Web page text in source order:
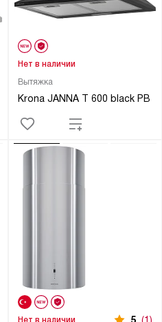
Вытяжка
Krona JANNA T 600 black PB
Нет в наличии
Нет в наличии 5 (1)